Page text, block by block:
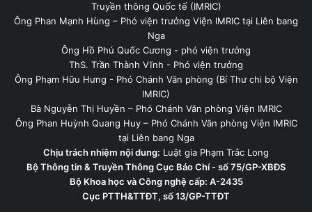
Truyền thông Quốc tế (IMRIC)
Ông Phan Mạnh Hùng – Phó viện trưởng Viện IMRIC tại Liên bang
Nga
Ông Hồ Phú Quốc Cương - phó viện trưởng
ThS. Trần Thành Vĩnh - Phó viện trưởng
Ông Phạm Hữu Hưng - Phó Chánh Văn phòng (Bí Thư chi bộ Viện
IMRIC)
Bà Nguyễn Thị Huyền – Phó Chánh Văn phòng Viện IMRIC
Ông Phan Huỳnh Quang Huy – Phó Chánh Văn phòng Viện IMRIC
tại Liên bang Nga
Chịu trách nhiệm nội dung: Luật gia Phạm Trắc Long
Bộ Thông tin & Truyền Thông Cục Báo Chí - số 75/GP-XBĐS
Bộ Khoa học và Công nghệ cấp: A-2435
Cục PTTH&TTĐT, số 13/GP-TTĐT